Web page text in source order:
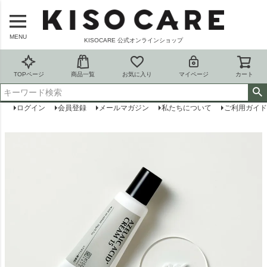
MENU
KISOCARE 公式オンラインショップ
TOPページ 商品一覧 お気に入り マイページ カート
ログイン 会員登録 メールマガジン 私たちについて ご利用ガイド